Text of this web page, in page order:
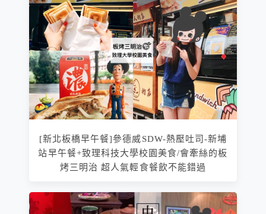
[新北板橋早午餐]參德威SDW-熱壓吐司-新埔
站早午餐+致理科技大學校園美食/會牽絲的板
烤三明治 超人氣輕食餐飲不能錯過